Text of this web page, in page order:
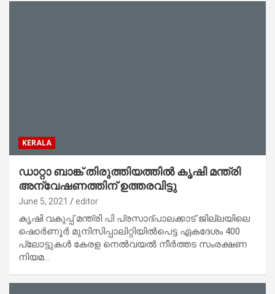
KERALA
ഡാറ്റാ ബാങ്ക് തിരുത്തിയത്തിൽ കൃഷി മന്ത്രി
അന്വേഷണത്തിന് ഉത്തരവിട്ടു
June 5, 2021 editor
കൃഷി വകുപ്പ് മന്ത്രി പി പ്രസാദ്പാലക്കാട് ജില്ലയിലെ
ഷൊർണൂർ മുനിസിപ്പാലിറ്റിയിൽപെട്ട ഏകദേശം 400
പ്ലോട്ടുകൾ കേരള നെൽവയൽ നീർത്തട സംരക്ഷണ
നിയമ…